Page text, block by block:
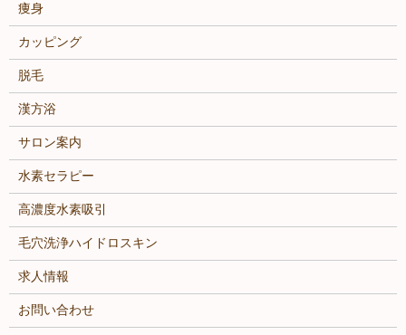
痩身
カッピング
脱毛
漢方浴
サロン案内
水素セラピー
高濃度水素吸引
毛穴洗浄ハイドロスキン
求人情報
お問い合わせ